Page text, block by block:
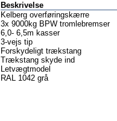
Beskrivelse
Kelberg overføringskærre
3x 9000kg BPW tromlebremser
6,0- 6,5m kasser
3-vejs tip
Forskydeligt trækstang
Trækstang skyde ind
Letvægtmodel
RAL 1042 grå